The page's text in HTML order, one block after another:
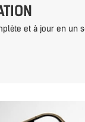
et à jour en un